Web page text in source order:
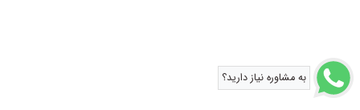
به مشاوره نیاز دارید؟